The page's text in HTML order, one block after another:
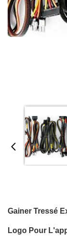
Gainer Tressé
Logo Pour